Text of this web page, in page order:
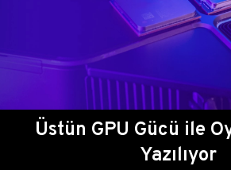
Üstün GPU Gücü ile
Yazılıyor